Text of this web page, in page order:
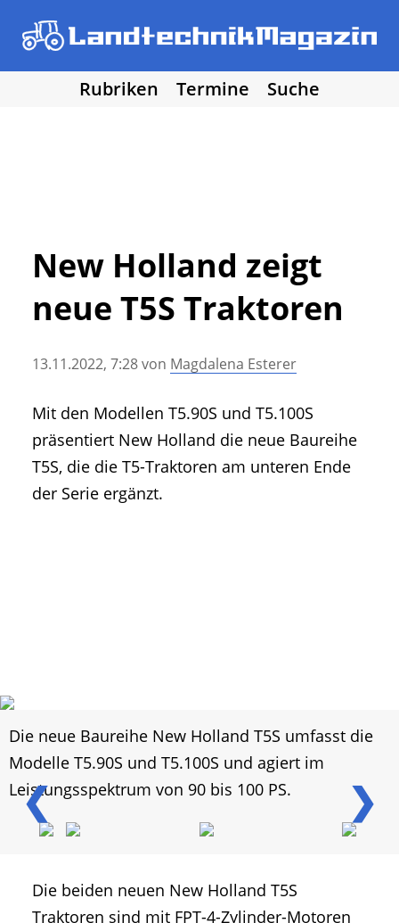
Rubriken Termine
Suche
• Hof- und Stalltechnik
• Forst, Garten und Kommune
• NawaRo und erneuerbare Energie
• Landtechnik allgemein
• Geschichte und Geschichten
• Messen und Veranstaltungen
• Mitteilung der Redaktion
• Agritechnica Neuheiten Archiv
New Holland zeigt
neue T5S Traktoren
13.11.2022, 7:28von Magdalena Esterer
Mit den Modellen T5.90S und T5.100S
präsentiert New Holland die neue Baureihe
T5S, die die T5-Traktoren am unteren Ende
der Serie ergänzt.
❮ ❯
Die neue Baureihe New Holland T5S umfasst die
Modelle T5.90S und T5.100S und agiert im
Leistungsspektrum von 90 bis 100 PS.
Die beiden neuen New Holland T5S
Traktoren sind mit FPT-4-Zylinder-Motoren